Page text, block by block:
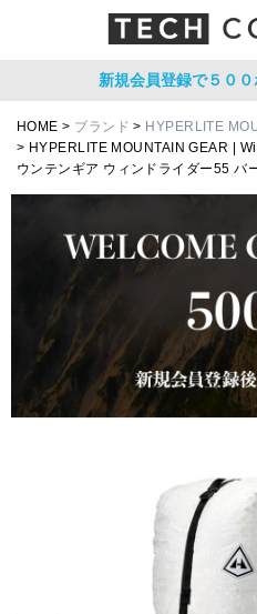
新規会員登録で５００
HOME ブランド
HYPERLITE
HYPERLITE MOUNTAIN GEAR |
ウンテンギア ウィンドライダー55 バ